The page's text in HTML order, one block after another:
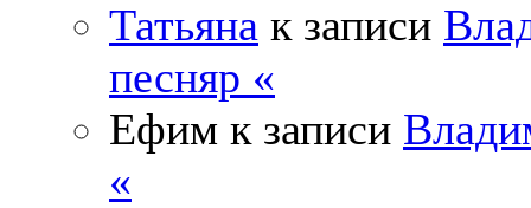
Татьяна к записи
песняр «
Ефим к записи
«